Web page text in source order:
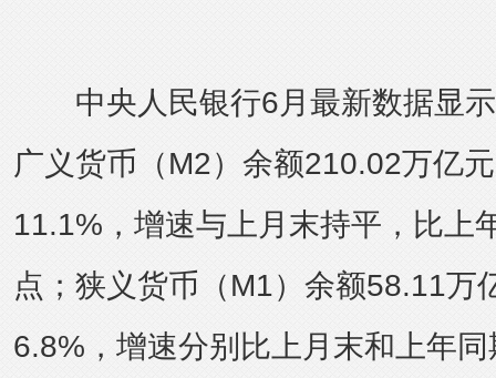
中央人民银行6月最新数据显示
广义货币（M2）余额210.02万亿
11.1%，增速与上月末持平，比上
点；狭义货币（M1）余额58.11万
6.8%，增速分别比上月末和上年